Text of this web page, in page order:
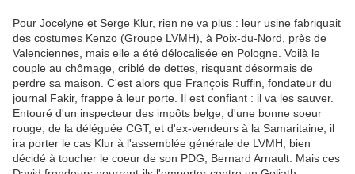
Pour Jocelyne et Serge Klur, rien ne va plus : leur usine fabriquait
des costumes Kenzo (Groupe LVMH), à Poix-du-Nord, près de
Valenciennes, mais elle a été délocalisée en Pologne. Voilà le
couple au chômage, criblé de dettes, risquant désormais de
perdre sa maison. C'est alors que François Ruffin, fondateur du
journal Fakir, frappe à leur porte. Il est confiant : il va les sauver.
Entouré d'un inspecteur des impôts belge, d'une bonne soeur
rouge, de la déléguée CGT, et d'ex-vendeurs à la Samaritaine, il
ira porter le cas Klur à l'assemblée générale de LVMH, bien
décidé à toucher le coeur de son PDG, Bernard Arnault. Mais ces